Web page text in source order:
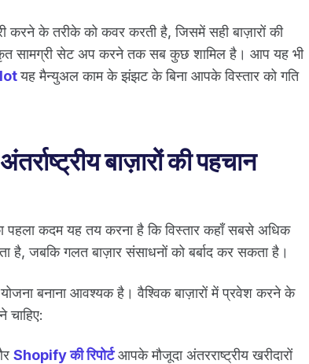
करने के तरीके को कवर करती है, जिसमें सही बाज़ारों की
सामग्री सेट अप करने तक सब कुछ शामिल है। आप यह भी
यह मैन्युअल काम के झंझट के बिना आपके विस्तार को गति
बाज़ारों की पहचान
पहला कदम यह तय करना है कि विस्तार कहाँ सबसे अधिक
है, जबकि गलत बाज़ार संसाधनों को बर्बाद कर सकता है।
योजना बनाना आवश्यक है। वैश्विक बाज़ारों में प्रवेश करने के
चाहिए:
Shopify की रिपोर्टआपके मौजूदा अंतरराष्ट्रीय खरीदारों